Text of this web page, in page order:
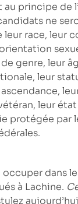
au principe de
ne
race, leur
genre, leur
leur
leur
protégée par
occuper dans
à Lachine.